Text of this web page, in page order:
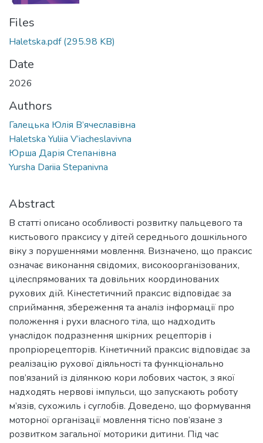
Files
Haletska.pdf(295.98 KB)
Date
2026
Authors
Галецька Юлія В’ячеславівна
Haletska Yuliia V’iacheslavivna
Юрша Дарія Степанівна
Yursha Dariia Stepanivna
Abstract
В статті описано особливості розвитку пальцевого та
кистьового праксису у дітей середнього дошкільного
віку з порушеннями мовлення. Визначено, що праксис
означає виконання свідомих, високоорганізованих,
цілеспрямованих та довільних координованих
рухових дій. Кінестетичний праксис відповідає за
сприймання, збереження та аналіз інформації про
положення і рухи власного тіла, що надходить
унаслідок подразнення шкірних рецепторів і
пропріорецепторів. Кінетичний праксис відповідає за
реалізацію рухової діяльності та функціонально
пов’язаний із ділянкою кори лобових часток, з якої
надходять нервові імпульси, що запускають роботу
м’язів, сухожиль і суглобів. Доведено, що формування
моторної організації мовлення тісно пов’язане з
розвитком загальної моторики дитини. Під час